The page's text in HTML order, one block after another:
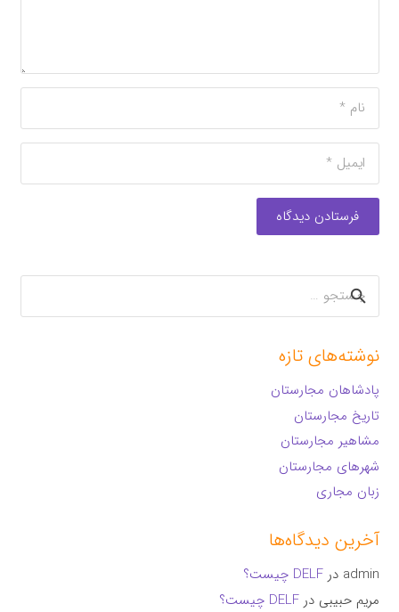
فرستادن دیدگاه
جستجو
برای:
نوشته‌های تازه
پادشاهان مجارستان
تاریخ مجارستان
مشاهیر مجارستان
شهرهای مجارستان
زبان مجاری
آخرین دیدگاه‌ها
admin درDELF چیست؟
مریم حبیبی درDELF چیست؟